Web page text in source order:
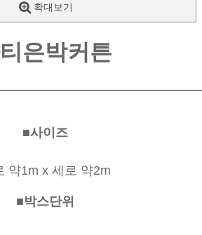
확대보기
은박커튼
■사이즈
약1m x 세로 약2m
■박스단위